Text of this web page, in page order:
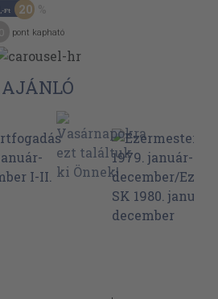
,-Ft 20
pont kapható
AJÁNLÓ